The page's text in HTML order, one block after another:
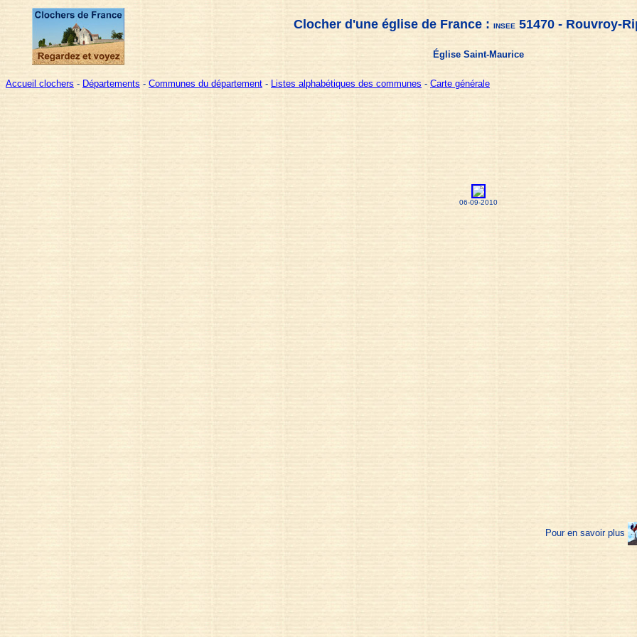
Clocher d'une église de France : INSEE 51470 - Rouvroy-
Église Saint-Maurice
Accueil clochers - Départements - Communes du département - Listes alphabétiques des communes - Carte générale
06-09-2010
Pour en savoir plus